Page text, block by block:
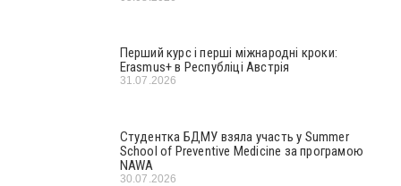
Перший курс і перші міжнародні кроки:
Erasmus+ в Республіці Австрія
31.07.2026
Студентка БДМУ взяла участь у Summer
School of Preventive Medicine за програмою
NAWA
30.07.2026